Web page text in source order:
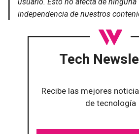
usuario. Esto no afecta de ninguna
independencia de nuestros
Tech
Recibe las mejores
de tecnología